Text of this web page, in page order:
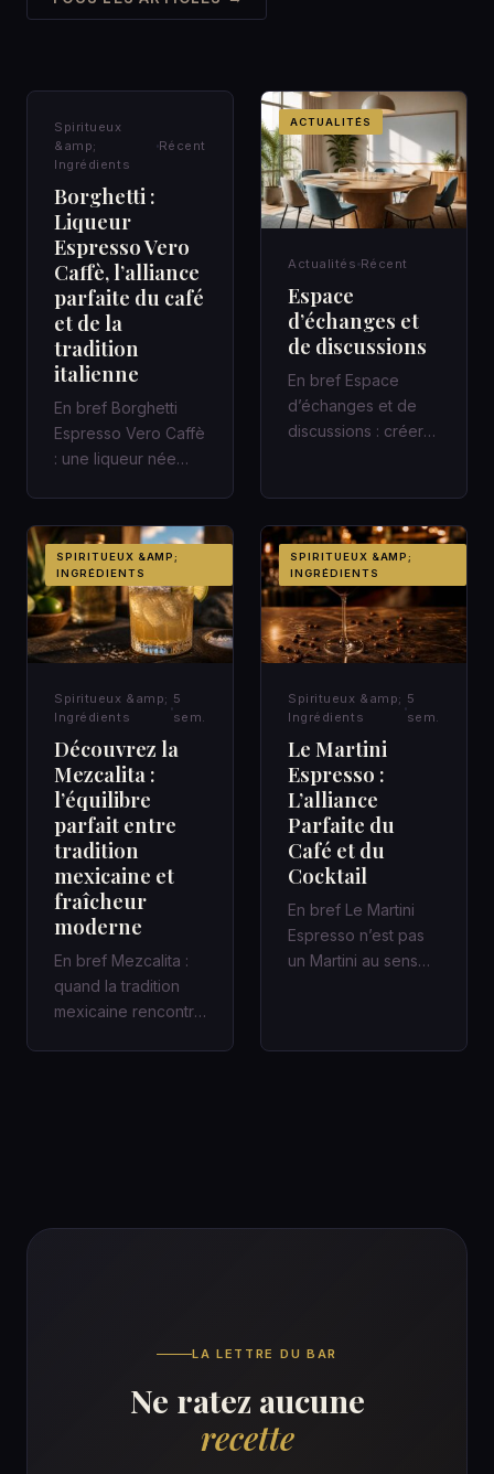
SPIRITUEUX &AMP;
Spiritueux
&amp;
Ingrédients
Récent
Borghetti :
Liqueur
Espresso Vero
Caffè, l’alliance
parfaite du café
et de la
tradition
italienne
En bref Borghetti
Espresso Vero Caffè
: une liqueur née
un c…
ACTUALITÉS
Actualités Récent
Espace
d’échanges et
de discussions
En bref Espace
d’échanges et de
discussions : créer
SPIRITUEUX &AMP;
INGRÉDIENTS
Spiritueux &amp;
Ingrédients
5
sem.
Découvrez la
Mezcalita :
l’équilibre
parfait entre
tradition
mexicaine et
fraîcheur
moderne
En bref Mezcalita :
quand la tradition
mexicaine rencontre
SPIRITUEUX &AMP;
INGRÉDIENTS
Spiritueux &amp;
Ingrédients
5
sem.
Le Martini
Espresso :
L’alliance
Parfaite du
Café et du
Cocktail
En bref Le Martini
Espresso n’est pas
un Martini au sens
LA LETTRE DU BAR
Ne ratez aucune
recette